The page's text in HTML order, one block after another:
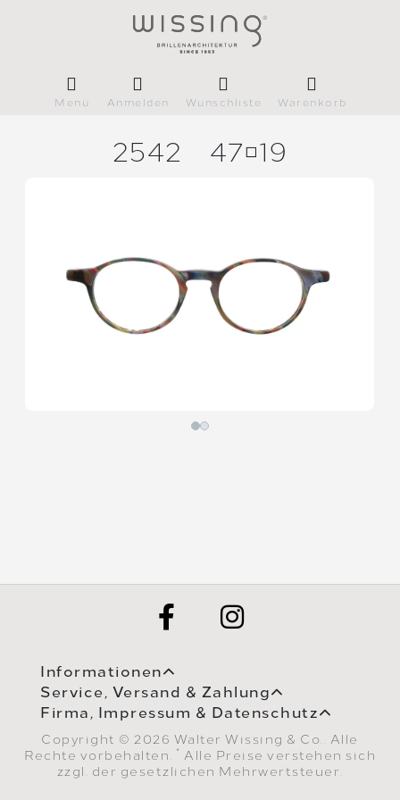
Menü Anmelden Wunschliste Warenkorb
2542 4719
Informationen
Service, Versand & Zahlung
Firma, Impressum & Datenschutz
Copyright © 2026 Walter Wissing & Co.. Alle
Rechte vorbehalten.
* Alle Preise verstehen sich
zzgl. der gesetzlichen Mehrwertsteuer.